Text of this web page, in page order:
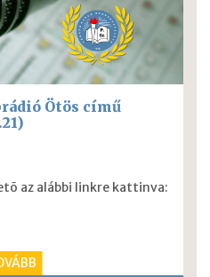
Ötös című
az alábbi linkre kattinva: